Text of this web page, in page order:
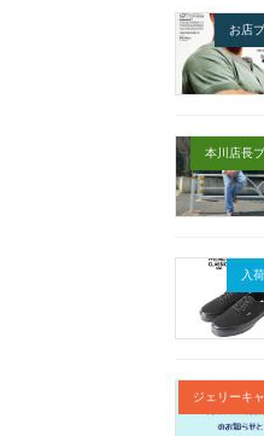
お店
本川店長
入
ジェリーキ